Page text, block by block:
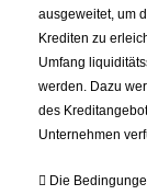
ausgeweitet, um
Krediten zu
Umfang
werden. Dazu
des
Unternehmen
 Die